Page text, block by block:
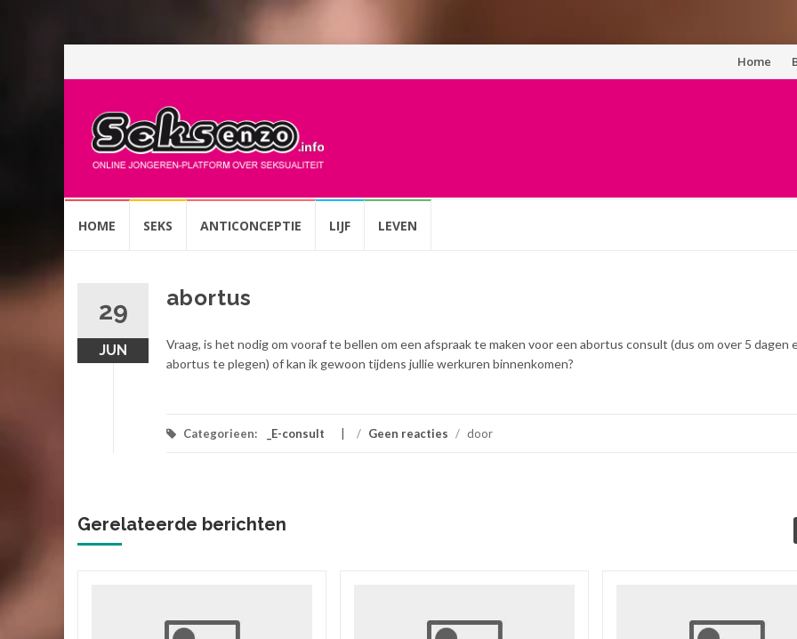
Spring
Home
naarHOME SEKS ANTICONCEPTIE LIJF LEVEN
29
JUN
abortus
Vraag, is het nodig om vooraf te bellen om een afspraak te maken voor een abortus consult (dus om over 5 dagen
abortus te plegen) of kan ik gewoon tijdens jullie werkuren binnenkomen?
Categorieen: _E-consult / Geen reacties / door
Gerelateerde berichten